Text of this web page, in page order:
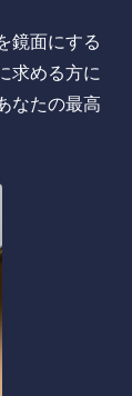
鏡面にする
求める方に
なたの最高